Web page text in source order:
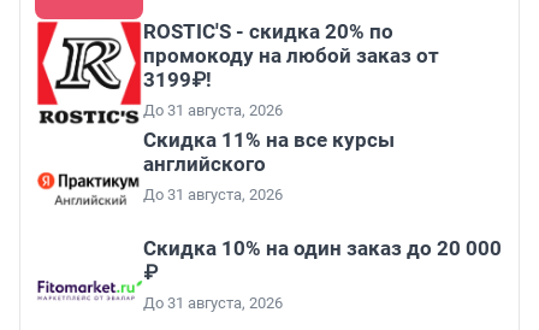
ROSTIC'S - скидка 20% по
промокоду на любой заказ от
3199₽!
До 31 августа, 2026
Скидка 11% на все курсы
английского
До 31 августа, 2026
Скидка 10% на один заказ до 20 000
₽
До 31 августа, 2026